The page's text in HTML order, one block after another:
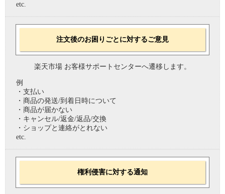
etc.
注文後のお困りごとに対するご意見
楽天市場 お客様サポートセンターへ遷移します。
例
・支払い
・商品の発送/到着日時について
・商品が届かない
・キャンセル/返金/返品/交換
・ショップと連絡がとれない
etc.
権利侵害に対する通知